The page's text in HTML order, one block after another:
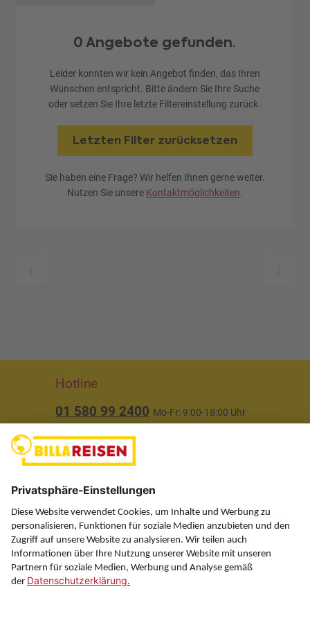
0 Angebote gefunden.
Leider konnten wir kein Angebot finden, das Ihren
Wünschen entspricht. Bitte ändern Sie Ihre Suche
oder setzen Sie Ihre letzte Filtereinstellung zurück.
Letzten Filter zurücksetzen
Sie haben eine Frage? Wir helfen Ihnen gerne weiter.
Nutzen Sie unsere Kontaktmöglichkeiten.
Hotline
01 580 99 2400 Mo-Fr: 9:00-18:00 Uhr
Über uns
Service
Information
Folgen Sie uns auf